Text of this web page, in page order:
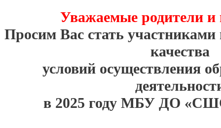
Уважаемые родители и
Просим Вас стать участниками
качества
условий осуществления
в 2025 году МБУ ДО